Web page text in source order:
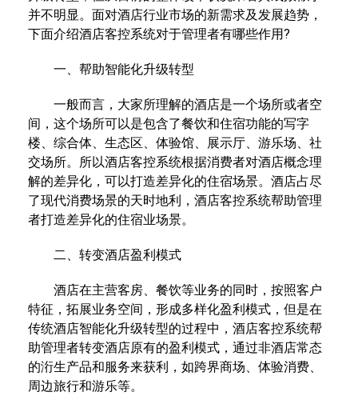
并不明显。面对酒店行业市场的新需求及发展趋势，
下面介绍酒店客控系统对于管理者有哪些作用?
一、帮助智能化升级转型
一般而言，大家所理解的酒店是一个场所或者空
间，这个场所可以是包含了餐饮和住宿功能的写字
楼、综合体、生态区、体验馆、展示厅、游乐场、社
交场所。所以酒店客控系统根据消费者对酒店概念理
解的差异化，可以打造差异化的住宿场景。酒店占尽
了现代消费场景的天时地利，酒店客控系统帮助管理
者打造差异化的住宿业场景。
二、转变酒店盈利模式
酒店在主营客房、餐饮等业务的同时，按照客户
特征，拓展业务空间，形成多样化盈利模式，但是在
传统酒店智能化升级转型的过程中，酒店客控系统帮
助管理者转变酒店原有的盈利模式，通过非酒店常态
的洐生产品和服务来获利，如跨界商场、体验消费、
周边旅行和游乐等。